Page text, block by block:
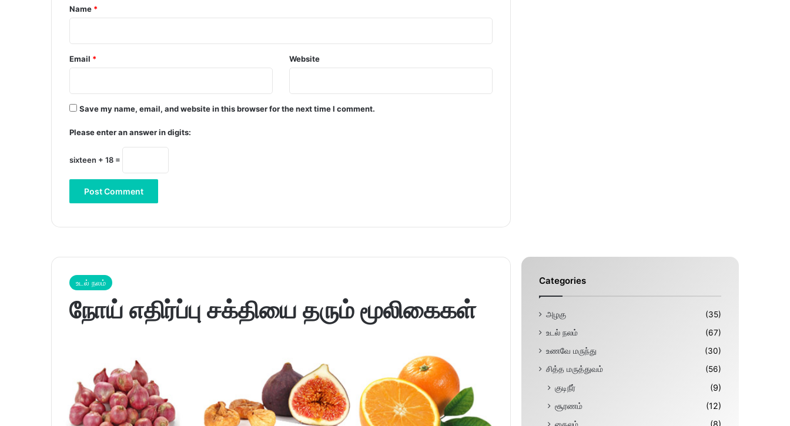
*
Name *
Email * Website
Save my name, email, and website in this browser for the next time I comment.
Please enter an answer in digits:
sixteen + 18 =